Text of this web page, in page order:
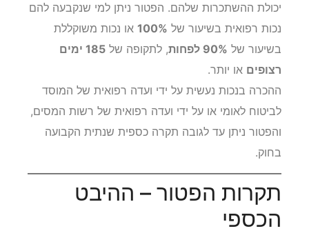
יכולת ההשתכרות שלהם. הפטור ניתן למי שנקבעה להם
נכות רפואית בשיעור של 100% או נכות משוקללת
בשיעור של 90% לפחות , לתקופה של
185 ימים
רצופים או יותר.
ההכרה בנכות נעשית על ידי ועדה רפואית של המוסד
לביטוח לאומי או על ידי ועדה רפואית של רשות המסים,
והפטור ניתן עד לגובה תקרה כספית שנתית הקבועה
בחוק.
תקרות הפטור – ההיבט
הכספי